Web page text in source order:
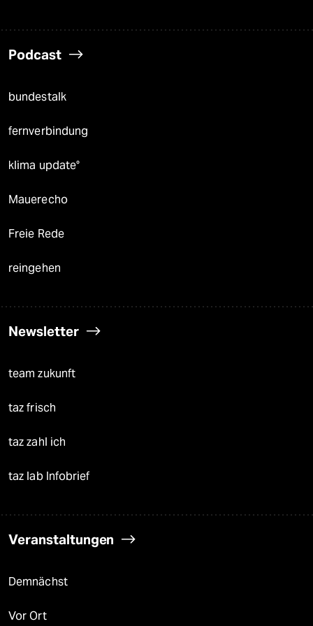
Podcast
bundestalk
fernverbindung
klima update°
Mauerecho
Freie Rede
reingehen
Newsletter
team zukunft
taz frisch
taz zahl ich
taz lab Infobrief
Veranstaltungen
Demnächst
Vor Ort